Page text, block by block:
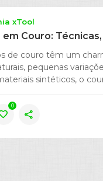
xTool
em Couro:
de couro têm um
pequenas
sintéticos, o
0
share